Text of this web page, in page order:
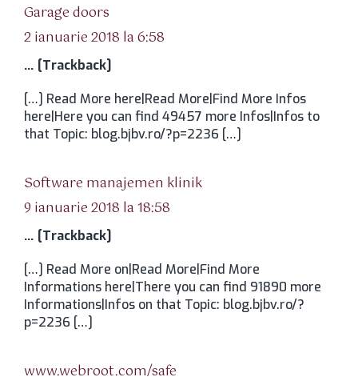
Garage doors
2 ianuarie 2018 la 6:58
… [Trackback]
[…] Read More here|Read More|Find More Infos
here|Here you can find 49457 more Infos|Infos to
that Topic: blog.bjbv.ro/?p=2236 […]
Software manajemen klinikspune:
9 ianuarie 2018 la 18:58
… [Trackback]
[…] Read More on|Read More|Find More
Informations here|There you can find 91890 more
Informations|Infos on that Topic: blog.bjbv.ro/?
p=2236 […]
www.webroot.com/safe